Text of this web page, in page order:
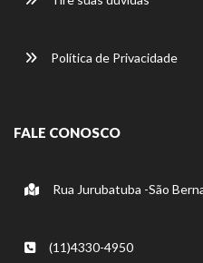
Política de Privacidade
FALE CONOSCO
Rua Jurubatuba -São
(11)4330-4950